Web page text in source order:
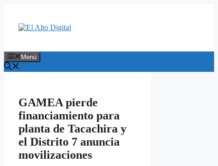
contenido
Menú
GAMEA pierde
financiamiento para
planta de Tacachira y
el Distrito 7 anuncia
movilizaciones